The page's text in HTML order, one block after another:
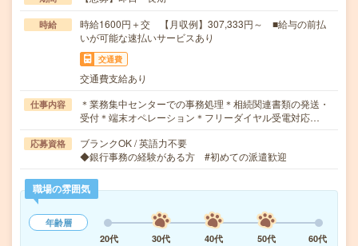
時給
時給1600円＋交 【月収例】307,333円～ ■給与の前払
いが可能な速払いサービスあり
交通費
交通費支給あり
仕事内容
＊業務集中センターでの事務処理＊相続関連書類の発送・
受付＊端末オペレーション＊フリーダイヤル受電対応…
応募資格
ブランクOK / 英語力不要
◆銀行事務の経験がある方 #初めての派遣歓迎
職場の雰囲気
年齢層
20代
30代 40代 50代
60代